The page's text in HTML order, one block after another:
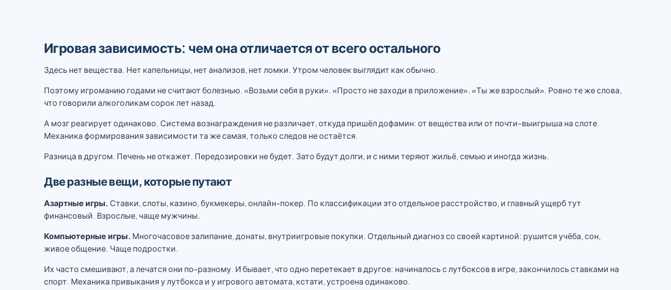
Игровая зависимость: чем она отличается от всего остального
Здесь нет вещества. Нет капельницы, нет анализов, нет ломки. Утром человек выглядит как обычно.
Поэтому игроманию годами не считают болезнью. «Возьми себя в руки». «Просто не заходи в приложение». «Ты же взрослый». Ровно те же слова,
что говорили алкоголикам сорок лет назад.
А мозг реагирует одинаково. Система вознаграждения не различает, откуда пришёл дофамин: от вещества или от почти-выигрыша на слоте.
Механика формирования зависимости та же самая, только следов не остаётся.
Разница в другом. Печень не откажет. Передозировки не будет. Зато будут долги, и с ними теряют жильё, семью и иногда жизнь.
Две разные вещи, которые путают
Азартные игры. Ставки, слоты, казино, букмекеры, онлайн-покер. По классификации это отдельное расстройство, и главный ущерб тут
финансовый. Взрослые, чаще мужчины.
Компьютерные игры. Многочасовое залипание, донаты, внутриигровые покупки. Отдельный диагноз со своей картиной: рушится учёба, сон,
живое общение. Чаще подростки.
Их часто смешивают, а лечатся они по-разному. И бывает, что одно перетекает в другое: начиналось с лутбоксов в игре, закончилось ставками на
спорт. Механика привыкания у лутбокса и у игрового автомата, кстати, устроена одинаково.